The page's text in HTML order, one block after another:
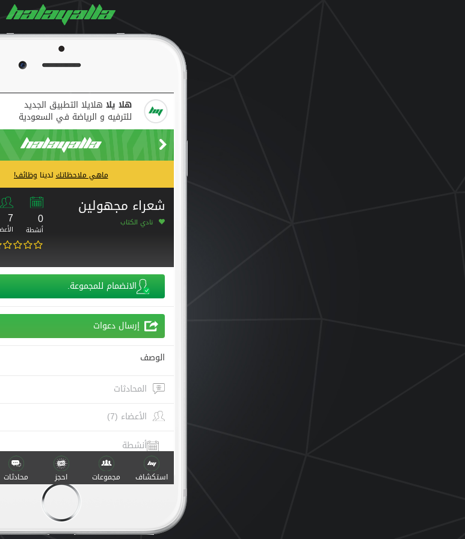
هلا يلا هلايلا التطبيق الجديد
للترفيه و الرياضة في السعودية
ماهي ملاحظاتكلديناوظائف!
شعراء مجهولين
نادي الكتاب 0
أنشطة
7
الانضمام للمجموعة.
إرسال دعوات
الوصف
المحادثات
الأعضاء (7)
أنشطة
صنع استكشاف مجموعات احجز محادثات